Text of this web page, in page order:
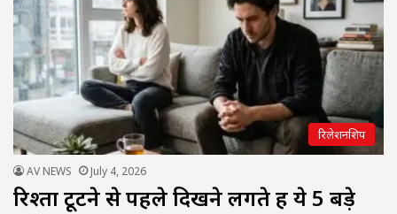
रिलेशनशिप
AV NEWS July 4, 2026
रिश्ता टूटने से पहले दिखने लगते हैं ये 5 बड़े